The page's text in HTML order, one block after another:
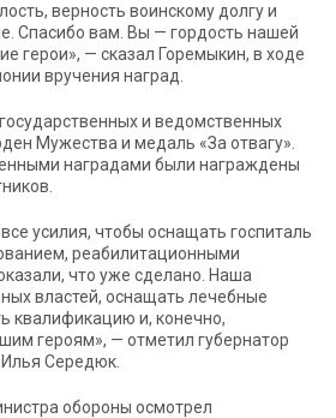
верность воинскому долгу и
Спасибо вам. Вы — гордость нашей
герои», — сказал Горемыкин, в ходе
вручения наград.
и ведомственных
Мужества и медаль «За отвагу».
наградами были награждены
усилия, чтобы оснащать госпиталь
реабилитационными
что уже сделано. Наша
властей, оснащать лечебные
квалификацию и, конечно,
героям», — отметил губернатор
Середюк.
обороны осмотрел